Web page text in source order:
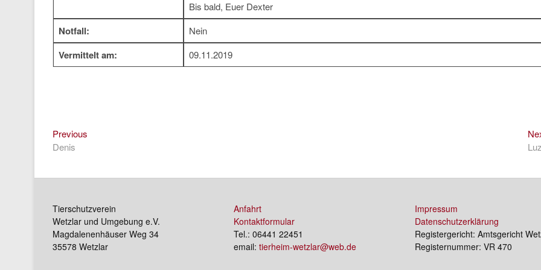
Bis bald, Euer Dexter
Notfall: Nein
Vermittelt am: 09.11.2019
Beitragsnavigation
Previous
Denis
Tierschutzverein
Wetzlar und Umgebung e.V.
Magdalenenhäuser Weg 34
35578 Wetzlar
Anfahrt
Kontaktformular
Tel.: 06441 22451
email: tierheim-wetzlar@web.de
Impressum
Datenschutzerklärung
Registergericht: Amtsgericht
Registernummer: VR 470